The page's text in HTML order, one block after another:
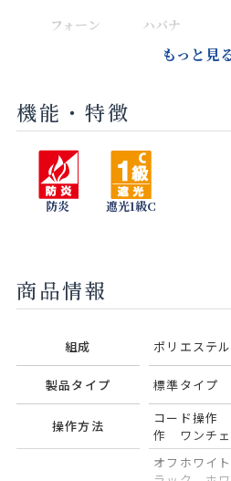
フォーン ハバナ
セラドン モネブルー
ラル
もっと見
機能・特徴
防炎 遮光1級C
商品情報
組成 ポリエステ
製品タイプ 標準タイプ
操作方法
コード操作
作 ワンチェ
オフホワイ